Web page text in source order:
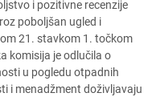
i pozitivne recenzije
poboljšan ugled i
21. stavkom 1. točkom
komisija je odlučila o
u pogledu otpadnih
i menadžment doživljavaju